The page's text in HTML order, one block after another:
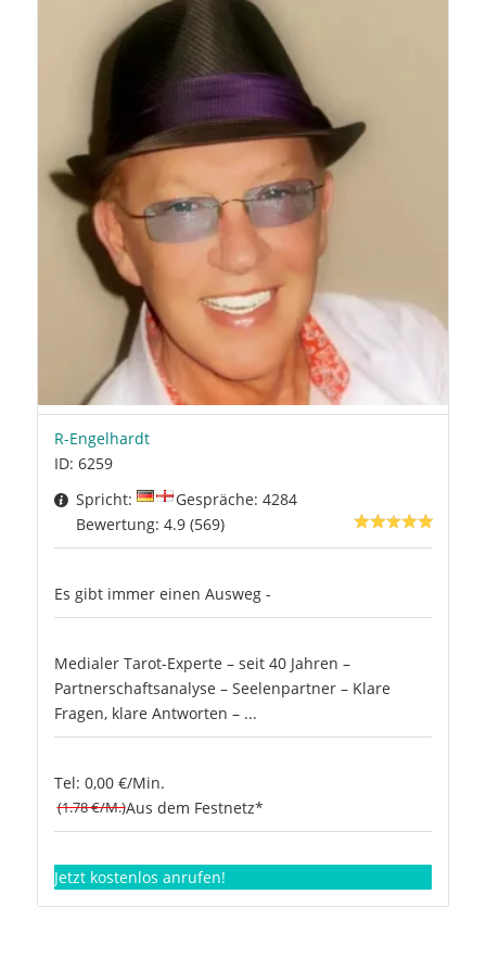
R-Engelhardt
ID: 6259
Spricht:
Gespräche: 4284
Bewertung: 4.9 (569)
Es gibt immer einen Ausweg -
Medialer Tarot-Experte – seit 40 Jahren –
Partnerschaftsanalyse – Seelenpartner – Klare
Fragen, klare Antworten – ...
Tel: 0,00 €/Min.
(1.78 €/M.)Aus dem Festnetz*
Jetzt kostenlos anrufen!